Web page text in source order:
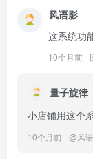
风语影
这系统功
10个月前
量子旋律
小店铺用这个
10个月前 @风